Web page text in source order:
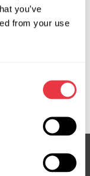
you’ve
from your use
4410A425,
MT9108R